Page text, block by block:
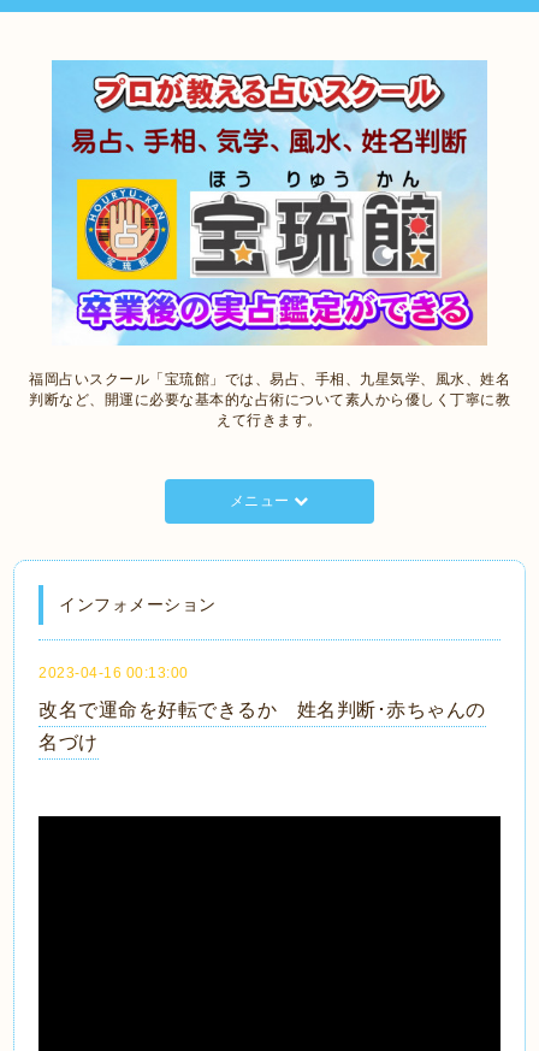
福岡占いスクール「宝琉館」では、易占、手相、九星気学、風水、姓名
判断など、開運に必要な基本的な占術について素人から優しく丁寧に教
えて行きます。
メニュー
インフォメーション
2023-04-16 00:13:00
改名で運命を好転できるか 姓名判断･赤ちゃんの
名づけ